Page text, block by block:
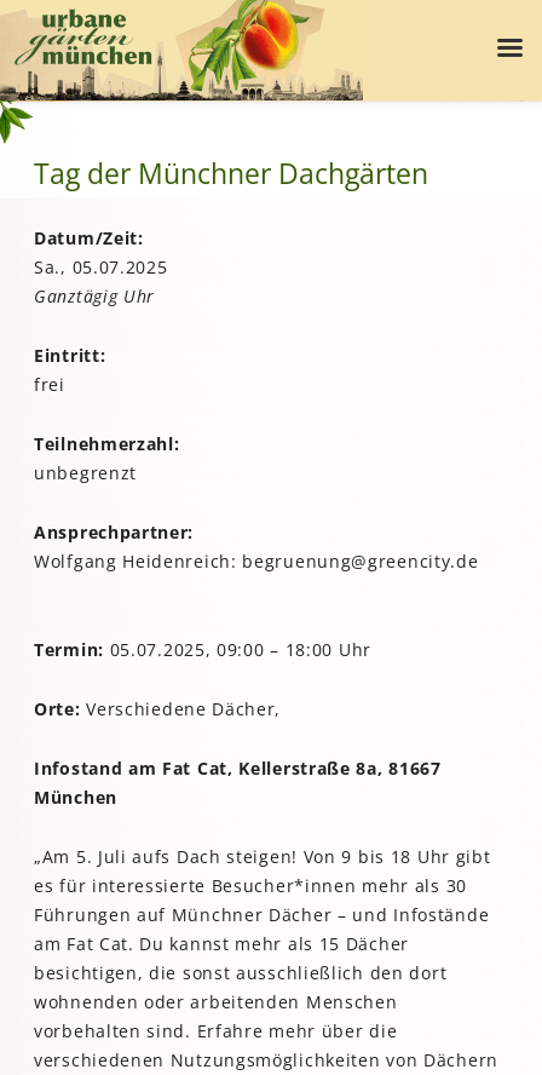
Tag der Münchner Dachgärten
Datum/Zeit:
Sa., 05.07.2025
Ganztägig Uhr
Eintritt:
frei
Teilnehmerzahl:
unbegrenzt
Ansprechpartner:
Wolfgang Heidenreich: begruenung@greencity.de
Termin: 05.07.2025, 09:00 – 18:00 Uhr
Orte: Verschiedene Dächer,
Infostand am Fat Cat, Kellerstraße 8a, 81667
München
„Am 5. Juli aufs Dach steigen! Von 9 bis 18 Uhr gibt
es für interessierte Besucher*innen mehr als 30
Führungen auf Münchner Dächer – und Infostände
am Fat Cat. Du kannst mehr als 15 Dächer
besichtigen, die sonst ausschließlich den dort
wohnenden oder arbeitenden Menschen
vorbehalten sind. Erfahre mehr über die
verschiedenen Nutzungsmöglichkeiten von Dächern